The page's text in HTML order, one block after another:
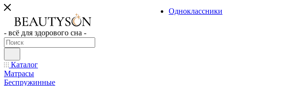
- всё для здорового сна -
Каталог
Матрасы
Беспружинные
Одноклассники